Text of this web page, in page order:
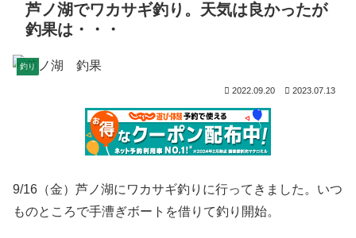
芦ノ湖でワカサギ釣り。天気は良かったが
釣果は・・・
釣り
2022.09.20 2023.07.13
9/16（金）芦ノ湖にワカサギ釣りに行ってきました。いつ
ものところで手漕ぎボートを借りて釣り開始。